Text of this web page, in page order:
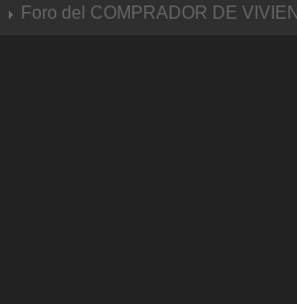
Foro del COMPRADOR DE